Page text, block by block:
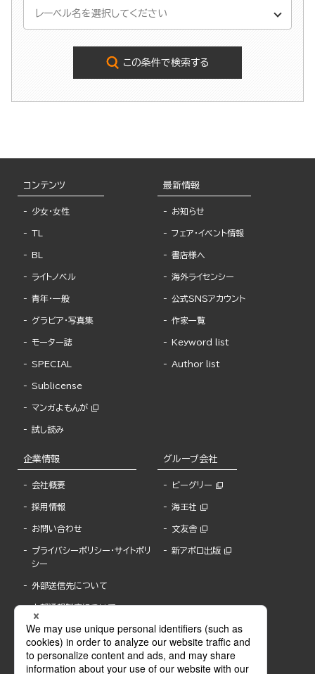
この条件で検索する
コンテンツ
少女・女性
TL
BL
ライトノベル
青年・一般
グラビア・写真集
モーター誌
SPECIAL
Sublicense
マンガよもんが
試し読み
最新情報
お知らせ
フェア・イベント情報
書店様へ
海外ライセンシー
公式SNSアカウント
作家一覧
Keyword list
Author list
企業情報
会社概要
採用情報
お問い合わせ
プライバシーポリシー・サイトポリ
シー
外部送信先について
内部通報制度について
グループ会社
ビーグリー
海王社
文友舎
新アポロ出版